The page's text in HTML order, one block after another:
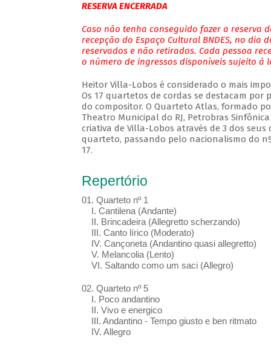
RESERVA ENCERRADA
Caso não tenha conseguido fazer a reserva
recepção do Espaço Cultural BNDES, no
reservados e não retirados. Cada pessoa
o número de ingressos disponíveis sujeito à
Heitor Villa-Lobos é considerado o mais
Os 17 quartetos de cordas se destacam
do compositor. O Quarteto Atlas, formado
Theatro Municipal do RJ, Petrobras
criativa de Villa-Lobos através de 3 dos
quarteto, passando pelo nacionalismo do
17.
Repertório
01. Quarteto nº 1
I. Cantilena (Andante)
II. Brincadeira (Allegretto scherzando)
III. Canto lírico (Moderato)
IV. Cançoneta (Andantino quasi allegretto)
V. Melancolia (Lento)
VI. Saltando como um saci (Allegro)
02. Quarteto nº 5
I. Poco andantino
II. Vivo e energico
III. Andantino - Tempo giusto e ben ritmato
IV. Allegro